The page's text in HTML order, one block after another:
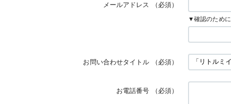
メールアドレス （必須）
▼確認のために
お問い合わせタイトル （必須）
お電話番号 （必須）